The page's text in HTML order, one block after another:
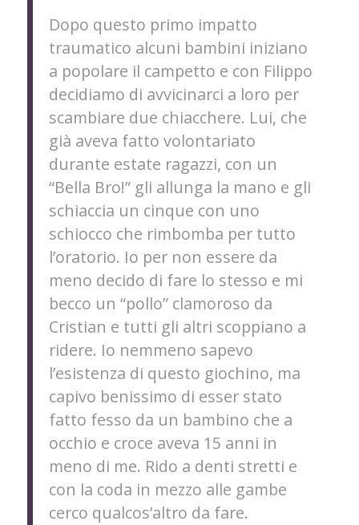
Dopo questo primo impatto
traumatico alcuni bambini iniziano
a popolare il campetto e con Filippo
decidiamo di avvicinarci a loro per
scambiare due chiacchere. Lui, che
già aveva fatto volontariato
durante estate ragazzi, con un
“Bella Bro!” gli allunga la mano e gli
schiaccia un cinque con uno
schiocco che rimbomba per tutto
l’oratorio. Io per non essere da
meno decido di fare lo stesso e mi
becco un “pollo” clamoroso da
Cristian e tutti gli altri scoppiano a
ridere. Io nemmeno sapevo
l’esistenza di questo giochino, ma
capivo benissimo di esser stato
fatto fesso da un bambino che a
occhio e croce aveva 15 anni in
meno di me. Rido a denti stretti e
con la coda in mezzo alle gambe
cerco qualcos’altro da fare.